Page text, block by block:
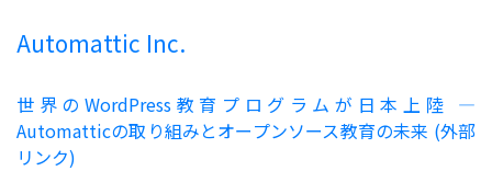
Automattic Inc.
世界のWordPress教育プログラムが日本上陸 ―
Automatticの取り組みとオープンソース教育の未来 (外部
リンク)